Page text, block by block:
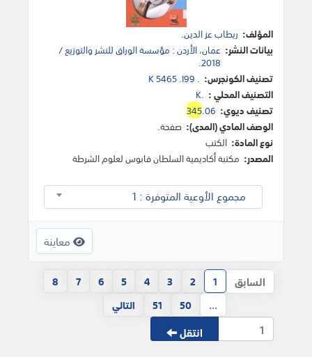
المؤلف: ريطاب عز الدين.
بيانات النشر: عمان، الأردن : مؤسسة الوراق للنشر والتوزيع /
2018.
تصنيف الكونجرس: K 5465 .I99 .
التصنيف المحلي : K.
تصنيف ديوي:
345.06
الوصف المادي (المدى): صفحة.
نوع المادة: الكتب
المصدر: مكتبة أكاديمية السلطان قابوس لعلوم الشرطة
مجموع الأوعية المتوفرة : 1
معاينة
السابق 1
2
3
4
5
6
7
8
...
50
51 التالي
انتقل